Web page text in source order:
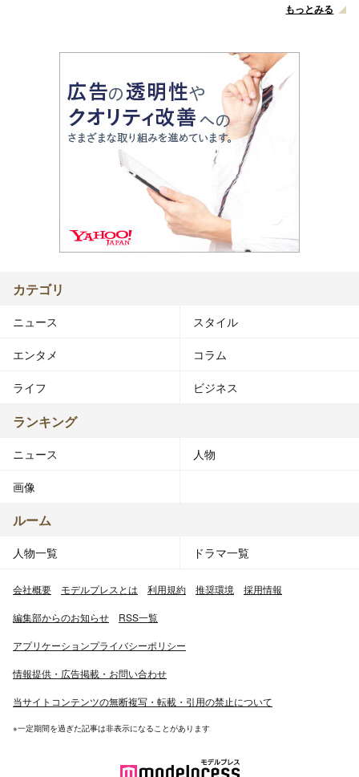
もっとみる
カテゴリ
ニュース スタイル
エンタメ コラム
ライフ ビジネス
ランキング
ニュース 人物
画像
ルーム
人物一覧 ドラマ一覧
会社概要 モデルプレスとは 利用規約 推奨環境 採用情報
編集部からのお知らせ RSS一覧
アプリケーションプライバシーポリシー
情報提供・広告掲載・お問い合わせ
当サイトコンテンツの無断複写・転載・引用の禁止について
※一定期間を過ぎた記事は非表示になることがあります